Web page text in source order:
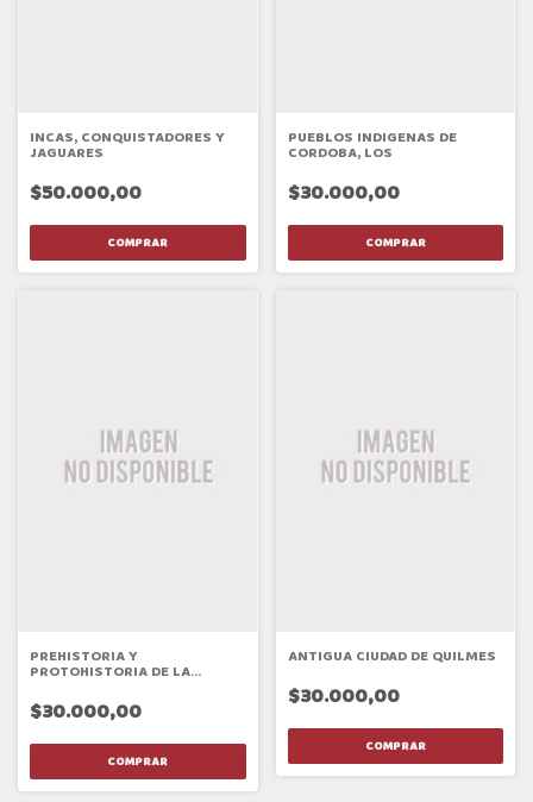
INCAS, CONQUISTADORES Y
JAGUARES
$50.000,00
PUEBLOS INDIGENAS DE
CORDOBA, LOS
$30.000,00
PREHISTORIA Y
PROTOHISTORIA DE LA
$30.000,00
ANTIGUA CIUDAD DE QUILMES
$30.000,00